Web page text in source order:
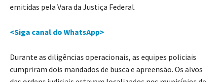
emitidas pela Vara da Justiça Federal.
<Siga canal do WhatsApp>
Durante as diligências operacionais, as equipes policiais
cumpriram dois mandados de busca e apreensão. Os alvos